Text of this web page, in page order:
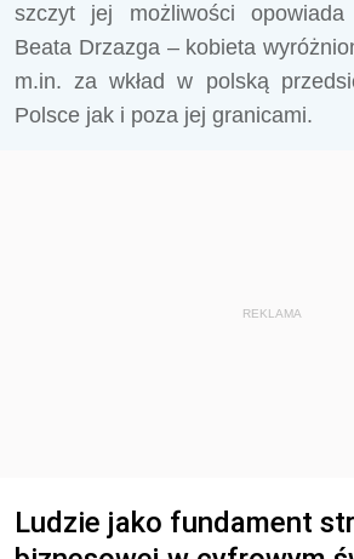
szczyt jej możliwości
Beata Drzazga – kobieta
m.in. za wkład w polską
Polsce jak i poza jej granicami.
REKLAMA
Ludzie jako fundament